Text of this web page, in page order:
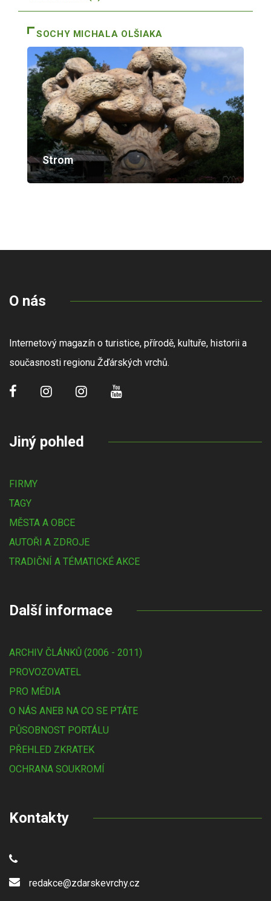
SOCHY MICHALA OLŠIAKA
Strom
O nás
Internetový magazín o turistice, přírodě, kultuře, historii a
současnosti regionu Žďárských vrchů.
Jiný pohled
FIRMY
TAGY
MĚSTA A OBCE
AUTOŘI A ZDROJE
TRADIČNÍ A TÉMATICKÉ AKCE
Další informace
ARCHIV ČLÁNKŮ (2006 - 2011)
PROVOZOVATEL
PRO MÉDIA
O NÁS ANEB NA CO SE PTÁTE
PŮSOBNOST PORTÁLU
PŘEHLED ZKRATEK
OCHRANA SOUKROMÍ
Kontakty
redakce@zdarskevrchy.cz